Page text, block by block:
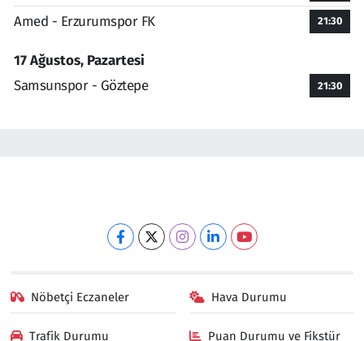
Amed - Erzurumspor FK 21:30
17 Ağustos, Pazartesi
Samsunspor - Göztepe
21:30
Nöbetçi Eczaneler Hava Durumu
Trafik Durumu Puan Durumu ve Fikstür